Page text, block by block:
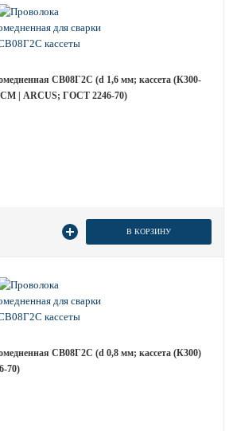
СВ08Г2С (d 1,6 мм; кассета (К300-
| ARCUS; ГОСТ 2246-70)
В КОРЗИНУ
СВ08Г2С (d 0,8 мм; кассета (К300)
70)